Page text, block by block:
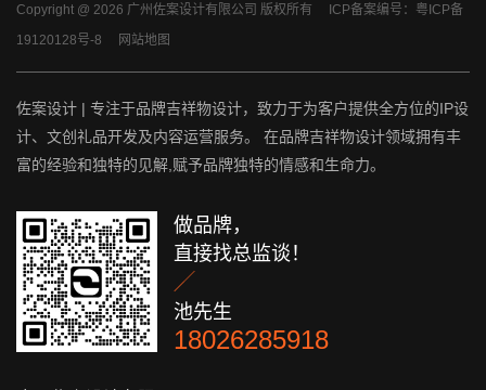
Copyright @ 2026 广州佐案设计有限公司 版权所有 ICP备案编号：粤ICP备
19120128号-8
网站地图
佐案设计 | 专注于品牌吉祥物设计，致力于为客户提供全方位的IP设
计、文创礼品开发及内容运营服务。 在品牌吉祥物设计领域拥有丰
富的经验和独特的见解,赋予品牌独特的情感和生命力。
做品牌，
直接找总监谈！

池先生
18026285918